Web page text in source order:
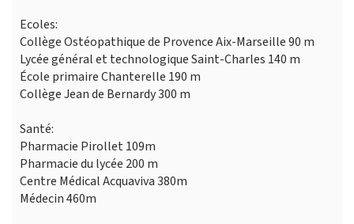
Ecoles:
Collège Ostéopathique de Provence Aix-Marseille 90 m
Lycée général et technologique Saint-Charles 140 m
École primaire Chanterelle 190 m
Collège Jean de Bernardy 300 m
Santé:
Pharmacie Pirollet 109m
Pharmacie du lycée 200 m
Centre Médical Acquaviva 380m
Médecin 460m